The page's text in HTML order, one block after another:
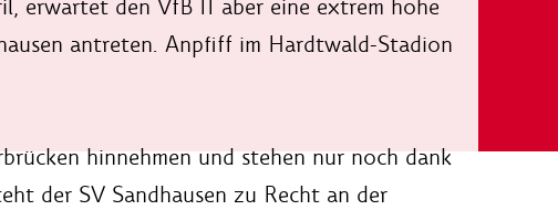
erwartet den VfB II aber eine extrem hohe
antreten. Anpfiff im Hardtwald-Stadion
hinnehmen und stehen nur noch dank
der SV Sandhausen zu Recht an der